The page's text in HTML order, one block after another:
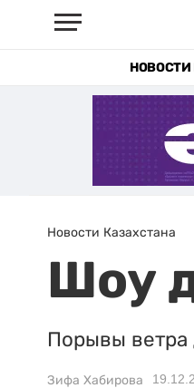
НОВОСТИ
Новости Казахстана
Шоу
Порывы ветра
Зифа Хабирова